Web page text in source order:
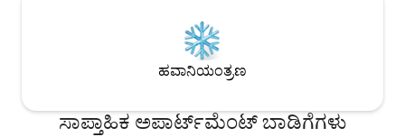
ಹವಾನಿಯಂತ್ರಣ
ಸಾಪ್ತಾಹಿಕ ಅಪಾರ್ಟ್‌ಮೆಂಟ್ ಬಾಡಿಗೆಗಳು